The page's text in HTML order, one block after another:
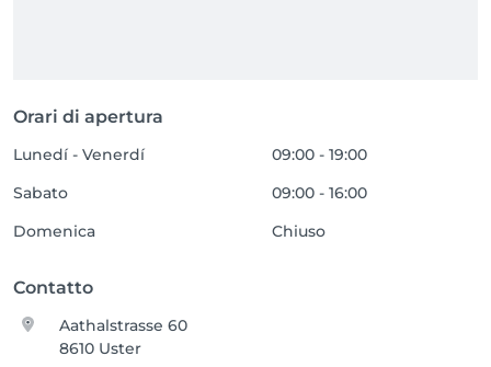
Orari di apertura
Lunedí - Venerdí
09:00 - 19:00
Sabato
09:00 - 16:00
Domenica
Chiuso
Contatto
Aathalstrasse 60
8610 Uster